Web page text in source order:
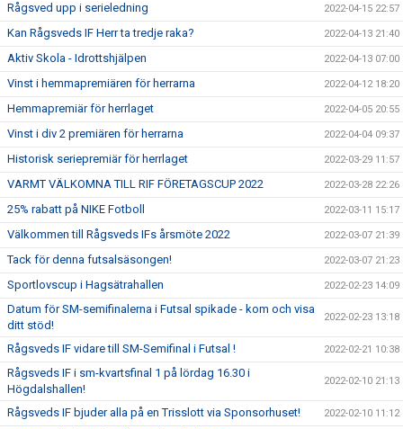
Rågsved upp i serieledning 2022-04-15 22:57
Kan Rågsveds IF Herr ta tredje raka? 2022-04-13 21:40
Aktiv Skola - Idrottshjälpen 2022-04-13 07:00
Vinst i hemmapremiären för herrarna 2022-04-12 18:20
Hemmapremiär för herrlaget 2022-04-05 20:55
Vinst i div 2 premiären för herrarna 2022-04-04 09:37
Historisk seriepremiär för herrlaget 2022-03-29 11:57
VARMT VÄLKOMNA TILL RIF FÖRETAGSCUP 2022 2022-03-28 22:26
25% rabatt på NIKE Fotboll 2022-03-11 15:17
Välkommen till Rågsveds IFs årsmöte 2022 2022-03-07 21:39
Tack för denna futsalsäsongen! 2022-03-07 21:23
Sportlovscup i Hagsätrahallen 2022-02-23 14:09
Datum för SM-semifinalerna i Futsal spikade - kom och visa
ditt stöd!
2022-02-23 13:18
Rågsveds IF vidare till SM-Semifinal i Futsal ! 2022-02-21 10:38
Rågsveds IF i sm-kvartsfinal 1 på lördag 16.30 i
Högdalshallen!
2022-02-10 21:13
Rågsveds IF bjuder alla på en Trisslott via Sponsorhuset! 2022-02-10 11:12